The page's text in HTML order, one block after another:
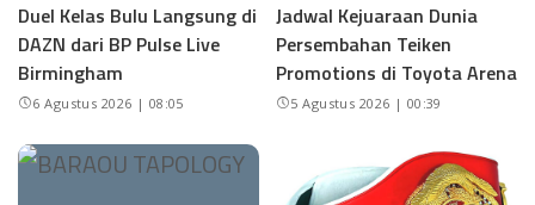
Duel Kelas Bulu Langsung di
DAZN dari BP Pulse Live
Birmingham
6 Agustus 2026 | 08:05
Jadwal Kejuaraan Dunia
Persembahan Teiken
Promotions di Toyota Arena
5 Agustus 2026 | 00:39